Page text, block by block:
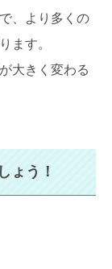
、より多くの
ます。
大きく変わる
ょう！